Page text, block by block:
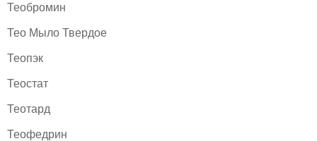
Теобромин
Тео Мыло Твердое
Теопэк
Теостат
Теотард
Теофедрин